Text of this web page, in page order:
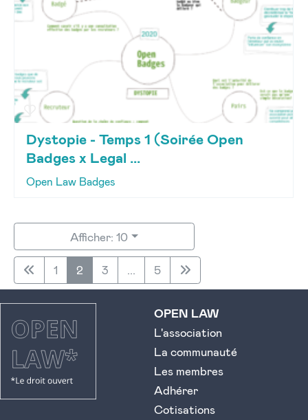
Dystopie - Temps 1 (Soirée Open
Badges x Legal ...
Open Law Badges
Afficher: 10
1 2 3 ... 5
OPEN LAW
L'association
La communauté
Les membres
Adhérer
Cotisations